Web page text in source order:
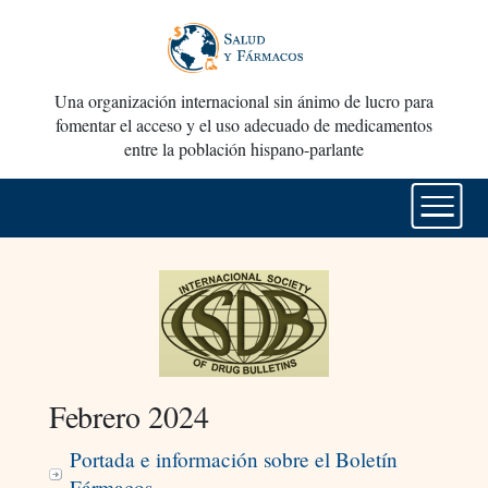
Una organización internacional sin ánimo de lucro para
fomentar el acceso y el uso adecuado de medicamentos
entre la población hispano-parlante
Febrero 2024
Portada e información sobre el Boletín